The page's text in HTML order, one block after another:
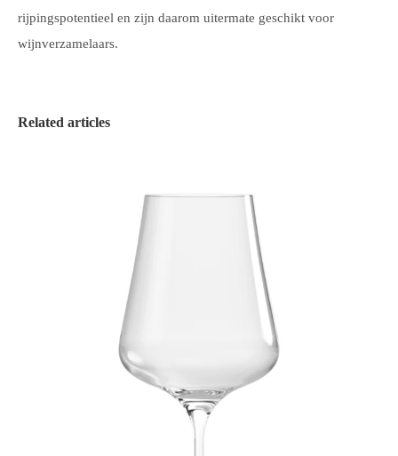
rijpingspotentieel en zijn daarom uitermate geschikt voor
wijnverzamelaars.
Related articles